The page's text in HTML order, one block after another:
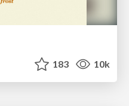
183 10k